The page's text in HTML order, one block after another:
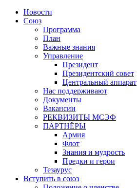
Новости
Союз
Программа
План
Важные знания
Управление
Президент
Президентский совет
Центральный аппарат
Нас поддерживают
Документы
Вакансии
РЕКВИЗИТЫ МСЭФ
ПАРТНЁРЫ
Армия
Флот
Знания и мудрость
Предки и герои
Тезаурус
Вступить в союз